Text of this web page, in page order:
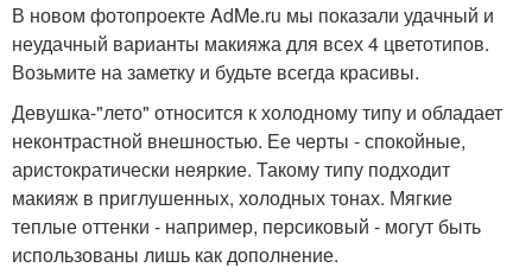
В новом фотопроекте AdMe.ru мы показали удачный и
неудачный варианты макияжа для всех 4 цветотипов.
Возьмите на заметку и будьте всегда красивы.
Девушка-"лето" относится к холодному типу и обладает
неконтрастной внешностью. Ее черты - спокойные,
аристократически неяркие. Такому типу подходит
макияж в приглушенных, холодных тонах. Мягкие
теплые оттенки - например, персиковый - могут быть
использованы лишь как дополнение.